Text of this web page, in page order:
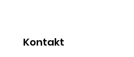
Kontakt